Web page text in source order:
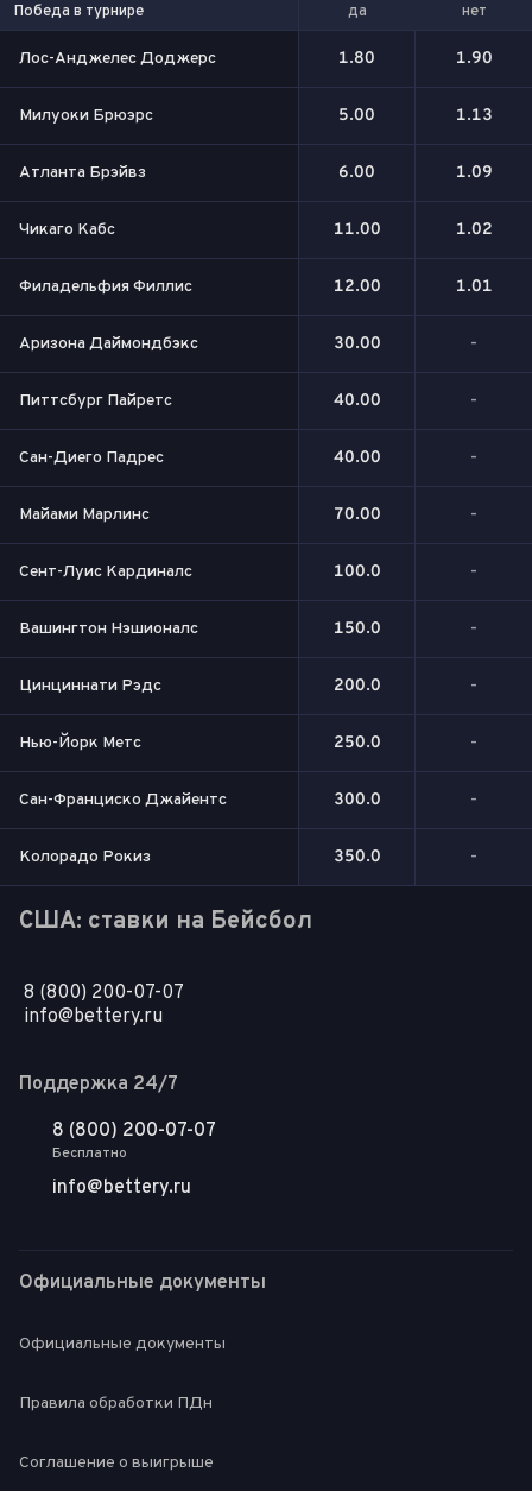
Победа в турнире да нет
Лос-Анджелес Доджерс 1.80 1.90
Милуоки Брюэрс 5.00 1.13
Атланта Брэйвз 6.00 1.09
Чикаго Кабс 11.00 1.02
Филадельфия Филлис 12.00 1.01
Аризона Даймондбэкс 30.00 -
Питтсбург Пайретс 40.00 -
Сан-Диего Падрес 40.00 -
Майами Марлинс 70.00 -
Сент-Луис Кардиналс 100.0 -
Вашингтон Нэшионалс 150.0 -
Цинциннати Рэдс 200.0 -
Нью-Йорк Метс 250.0 -
Сан-Франциско Джайентс 300.0 -
Колорадо Рокиз 350.0 -
США: ставки на Бейсбол
8 (800) 200-07-07
info@bettery.ru
Поддержка 24/7
8 (800) 200-07-07
Бесплатно
info@bettery.ru
Официальные документы
Официальные документы
Правила обработки ПДн
Соглашение о выигрыше